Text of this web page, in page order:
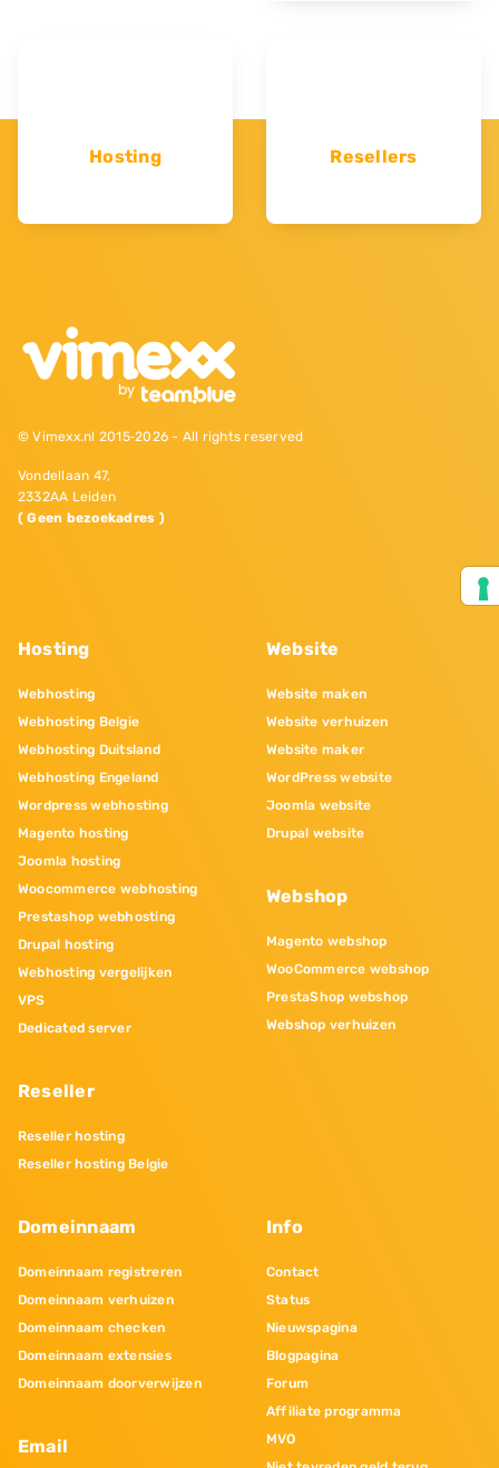
Hosting Resellers
© Vimexx.nl 2015‐2026 - All rights reserved
Vondellaan 47,
2332AA Leiden
( Geen bezoekadres )
Hosting
Webhosting
Webhosting Belgie
Webhosting Duitsland
Webhosting Engeland
Wordpress webhosting
Magento hosting
Joomla hosting
Woocommerce webhosting
Prestashop webhosting
Drupal hosting
Webhosting vergelijken
VPS
Dedicated server
Reseller
Reseller hosting
Reseller hosting Belgie
Website
Website maken
Website verhuizen
Website maker
WordPress website
Joomla website
Drupal website
Webshop
Magento webshop
WooCommerce webshop
PrestaShop webshop
Webshop verhuizen
Domeinnaam
Domeinnaam registreren
Domeinnaam verhuizen
Domeinnaam checken
Domeinnaam extensies
Domeinnaam doorverwijzen
Email
Info
Contact
Status
Nieuwspagina
Blogpagina
Forum
Affiliate programma
MVO